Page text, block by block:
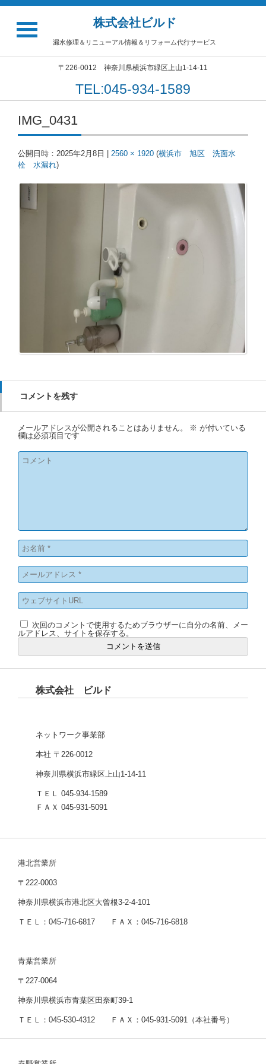
株式会社ビルド
漏水修理＆リニューアル情報＆リフォーム代行サービス
〒226-0012 神奈川県横浜市緑区上山1-14-11
TEL:045-934-1589
IMG_0431
公開日時： 2025年2月8日 2560 × 1920 (横浜市 旭区 洗面水
栓 水漏れ)
コメントを残す
メールアドレスが公開されることはありません。 ※ が付いている
欄は必須項目です
次回のコメントで使用するためブラウザーに自分の名前、メー
ルアドレス、サイトを保存する。
株式会社 ビルド
ネットワーク事業部
本社 〒226-0012
神奈川県横浜市緑区上山1-14-11
ＴＥＬ 045-934-1589
ＦＡＸ 045-931-5091
港北営業所
〒222-0003
神奈川県横浜市港北区大曾根3-2-4-101
ＴＥＬ：045-716-6817 ＦＡＸ：045-716-6818
青葉営業所
〒227-0064
神奈川県横浜市青葉区田奈町39-1
ＴＥＬ：045-530-4312 ＦＡＸ：045-931-5091（本社番号）